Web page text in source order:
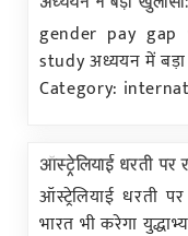
gender pay gap
study अध्ययन में बड़ा
Category:
ऑस्ट्रेलियाई धरती
ऑस्ट्रेलियाई धरती
भारत भी करेगा